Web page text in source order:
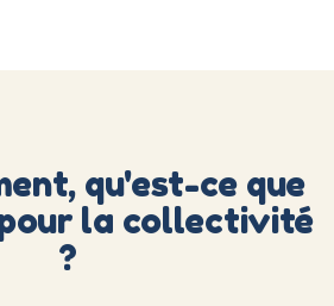
qu'est-ce que
la collectivité
?